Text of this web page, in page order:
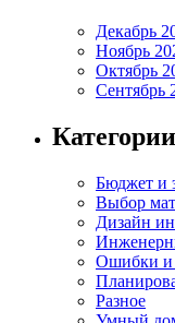
Декабрь
Ноябрь
Октябрь
Сентябрь
Категории
Бюджет и
Выбор
Дизайн
Ошибки и
Разное